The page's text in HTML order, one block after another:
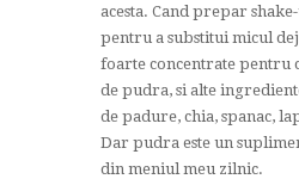
acesta. Cand prepar
pentru a substitui micul
foarte concentrate pentru
de pudra, si alte
de padure, chia, spanac,
Dar pudra este un
din meniul meu zilnic.